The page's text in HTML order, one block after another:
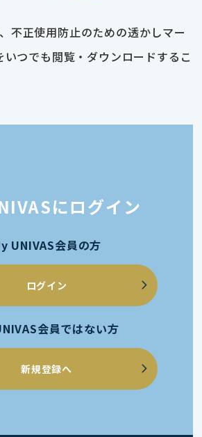
不正使用防止のための透かしマー
つでも閲覧・ダウンロードするこ
にログイン
UNIVAS会員の方
ログイン
会員ではない方
新規登録へ